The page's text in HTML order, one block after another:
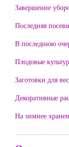
Завершение
Последняя
В последнюю
Плодовые
Заготовки для
Декоративные
На зимнее